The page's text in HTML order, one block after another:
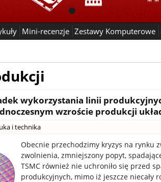
Mini-recenzje Zestawy Komputerowe
wykorzystania linii
wzroście produkcji
i technika
Obecnie przechodzimy kryzys na rynku
zwolnienia, zmniejszony popyt,
TSMC również nie uchroniło się przed
produkcyjnych, mimo iż jeszcze niecały